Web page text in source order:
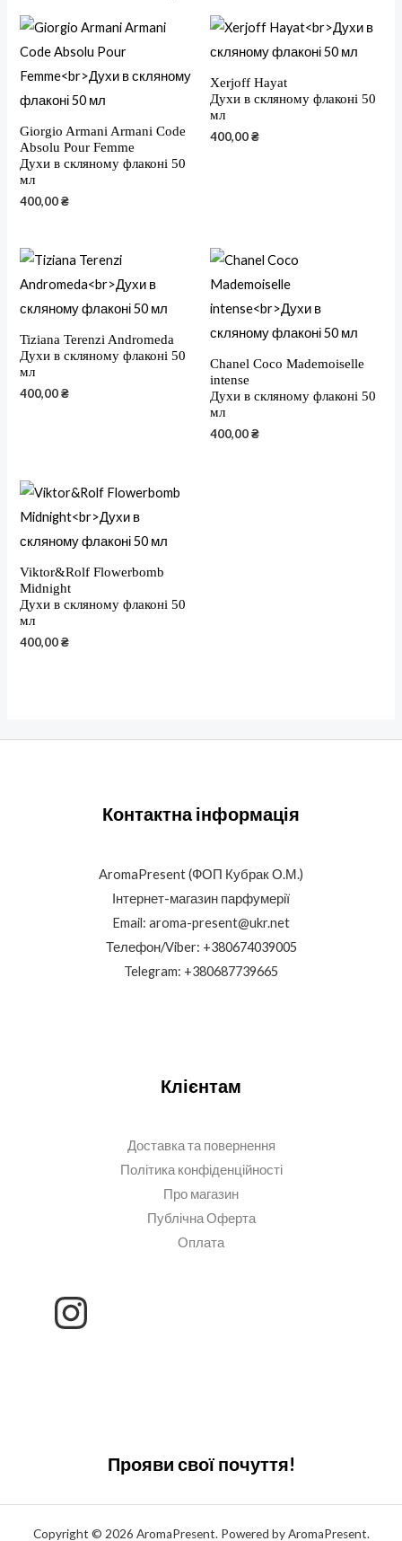
Giorgio Armani Armani Code
Absolu Pour Femme
Духи в скляному флаконі 50
мл
400,00₴
Xerjoff Hayat
Духи в скляному флаконі 50
мл
400,00₴
Tiziana Terenzi Andromeda
Духи в скляному флаконі 50
мл
400,00₴
Chanel Coco Mademoiselle
intense
Духи в скляному флаконі 50
мл
400,00₴
Viktor&Rolf Flowerbomb
Midnight
Духи в скляному флаконі 50
мл
400,00₴
Контактна інформація
AromaPresent (ФОП Кубрак О.М.)
Інтернет-магазин парфумерії
Email: aroma-present@ukr.net
Телефон/Viber: +380674039005
Telegram: +380687739665
Клієнтам
Доставка та повернення
Політика конфіденційності
Про магазин
Публічна Оферта
Оплата
Прояви свої почуття!
Copyright © 2026 AromaPresent. Powered by AromaPresent.